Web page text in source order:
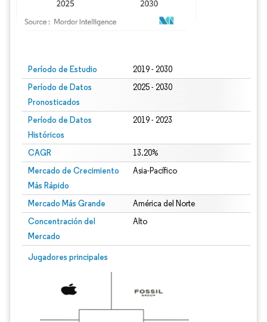
Período de Estudio 2019 - 2030
Período de Datos
Pronosticados
2025 - 2030
Período de Datos
Históricos
2019 - 2023
CAGR 13.20%
Mercado de Crecimiento
Más Rápido
Asia-Pacífico
Mercado Más Grande América del Norte
Concentración del
Mercado
Alto
Jugadores principales